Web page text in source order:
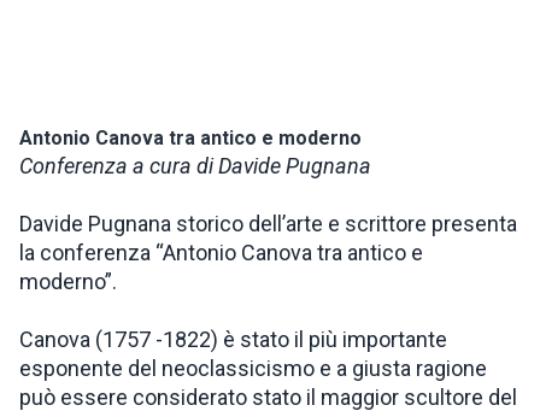
Antonio Canova tra antico e moderno
Conferenza a cura di Davide Pugnana
Davide Pugnana storico dell’arte e scrittore presenta
la conferenza “Antonio Canova tra antico e
moderno”.
Canova (1757 -1822) è stato il più importante
esponente del neoclassicismo e a giusta ragione
può essere considerato stato il maggior scultore del